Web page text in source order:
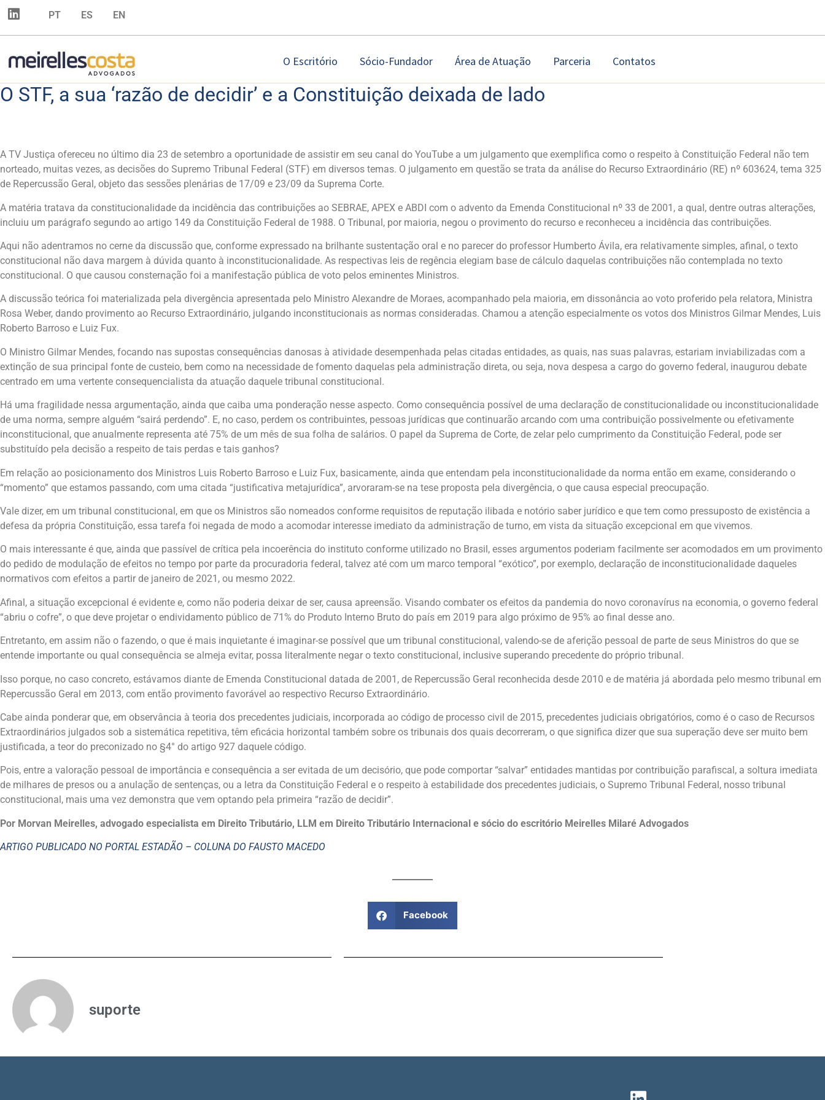
PT ES EN
O Escritório Sócio-Fundador Área de Atuação Parceria Contatos
O STF, a sua ‘razão de decidir’ e a Constituição deixada de lado
A TV Justiça ofereceu no último dia 23 de setembro a oportunidade de assistir em seu canal do YouTube a um julgamento que exemplifica como o respeito à Constituição Federal não tem
norteado, muitas vezes, as decisões do Supremo Tribunal Federal (STF) em diversos temas. O julgamento em questão se trata da análise do Recurso Extraordinário (RE) nº 603624, tema 325
de Repercussão Geral, objeto das sessões plenárias de 17/09 e 23/09 da Suprema Corte.
A matéria tratava da constitucionalidade da incidência das contribuições ao SEBRAE, APEX e ABDI com o advento da Emenda Constitucional nº 33 de 2001, a qual, dentre outras alterações,
incluiu um parágrafo segundo ao artigo 149 da Constituição Federal de 1988. O Tribunal, por maioria, negou o provimento do recurso e reconheceu a incidência das contribuições.
Aqui não adentramos no cerne da discussão que, conforme expressado na brilhante sustentação oral e no parecer do professor Humberto Ávila, era relativamente simples, afinal, o texto
constitucional não dava margem à dúvida quanto à inconstitucionalidade. As respectivas leis de regência elegiam base de cálculo daquelas contribuições não contemplada no texto
constitucional. O que causou consternação foi a manifestação pública de voto pelos eminentes Ministros.
A discussão teórica foi materializada pela divergência apresentada pelo Ministro Alexandre de Moraes, acompanhado pela maioria, em dissonância ao voto proferido pela relatora, Ministra
Rosa Weber, dando provimento ao Recurso Extraordinário, julgando inconstitucionais as normas consideradas. Chamou a atenção especialmente os votos dos Ministros Gilmar Mendes, Luis
Roberto Barroso e Luiz Fux.
O Ministro Gilmar Mendes, focando nas supostas consequências danosas à atividade desempenhada pelas citadas entidades, as quais, nas suas palavras, estariam inviabilizadas com a
extinção de sua principal fonte de custeio, bem como na necessidade de fomento daquelas pela administração direta, ou seja, nova despesa a cargo do governo federal, inaugurou debate
centrado em uma vertente consequencialista da atuação daquele tribunal constitucional.
Há uma fragilidade nessa argumentação, ainda que caiba uma ponderação nesse aspecto. Como consequência possível de uma declaração de constitucionalidade ou inconstitucionalidade
de uma norma, sempre alguém “sairá perdendo”. E, no caso, perdem os contribuintes, pessoas jurídicas que continuarão arcando com uma contribuição possivelmente ou efetivamente
inconstitucional, que anualmente representa até 75% de um mês de sua folha de salários. O papel da Suprema de Corte, de zelar pelo cumprimento da Constituição Federal, pode ser
substituído pela decisão a respeito de tais perdas e tais ganhos?
Em relação ao posicionamento dos Ministros Luis Roberto Barroso e Luiz Fux, basicamente, ainda que entendam pela inconstitucionalidade da norma então em exame, considerando o
“momento” que estamos passando, com uma citada “justificativa metajurídica”, arvoraram-se na tese proposta pela divergência, o que causa especial preocupação.
Vale dizer, em um tribunal constitucional, em que os Ministros são nomeados conforme requisitos de reputação ilibada e notório saber jurídico e que tem como pressuposto de existência a
defesa da própria Constituição, essa tarefa foi negada de modo a acomodar interesse imediato da administração de turno, em vista da situação excepcional em que vivemos.
O mais interessante é que, ainda que passível de crítica pela incoerência do instituto conforme utilizado no Brasil, esses argumentos poderiam facilmente ser acomodados em um provimento
do pedido de modulação de efeitos no tempo por parte da procuradoria federal, talvez até com um marco temporal “exótico”, por exemplo, declaração de inconstitucionalidade daqueles
normativos com efeitos a partir de janeiro de 2021, ou mesmo 2022.
Afinal, a situação excepcional é evidente e, como não poderia deixar de ser, causa apreensão. Visando combater os efeitos da pandemia do novo coronavírus na economia, o governo federal
“abriu o cofre”, o que deve projetar o endividamento público de 71% do Produto Interno Bruto do país em 2019 para algo próximo de 95% ao final desse ano.
Entretanto, em assim não o fazendo, o que é mais inquietante é imaginar-se possível que um tribunal constitucional, valendo-se de aferição pessoal de parte de seus Ministros do que se
entende importante ou qual consequência se almeja evitar, possa literalmente negar o texto constitucional, inclusive superando precedente do próprio tribunal.
Isso porque, no caso concreto, estávamos diante de Emenda Constitucional datada de 2001, de Repercussão Geral reconhecida desde 2010 e de matéria já abordada pelo mesmo tribunal em
Repercussão Geral em 2013, com então provimento favorável ao respectivo Recurso Extraordinário.
Cabe ainda ponderar que, em observância à teoria dos precedentes judiciais, incorporada ao código de processo civil de 2015, precedentes judiciais obrigatórios, como é o caso de Recursos
Extraordinários julgados sob a sistemática repetitiva, têm eficácia horizontal também sobre os tribunais dos quais decorreram, o que significa dizer que sua superação deve ser muito bem
justificada, a teor do preconizado no §4° do artigo 927 daquele código.
Pois, entre a valoração pessoal de importância e consequência a ser evitada de um decisório, que pode comportar “salvar” entidades mantidas por contribuição parafiscal, a soltura imediata
de milhares de presos ou a anulação de sentenças, ou a letra da Constituição Federal e o respeito à estabilidade dos precedentes judiciais, o Supremo Tribunal Federal, nosso tribunal
constitucional, mais uma vez demonstra que vem optando pela primeira “razão de decidir”.
Por Morvan Meirelles, advogado especialista em Direito Tributário, LLM em Direito Tributário Internacional e sócio do escritório Meirelles Milaré Advogados
ARTIGO PUBLICADO NO PORTAL ESTADÃO – COLUNA DO FAUSTO MACEDO
Facebook
suporte